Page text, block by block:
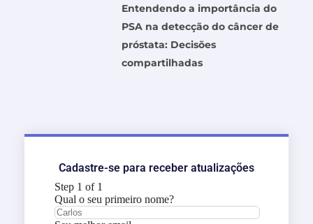
Entendendo a importância do
PSA na detecção do câncer de
próstata: Decisões
compartilhadas
Cadastre-se para receber atualizações